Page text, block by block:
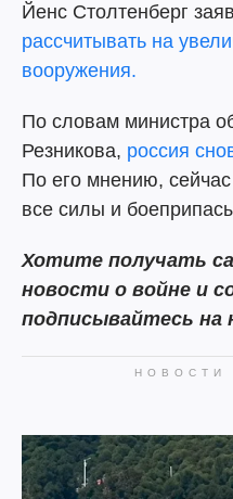
Йенс Столтенберг
рассчитывать на
вооружения.
По словам министра
Резникова, россия
По его мнению,
все силы и
Хотите получать
новости о войне и
подписывайтесь на